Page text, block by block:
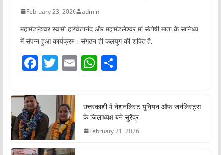
February 23, 2026 admin
महामंडलेश्वर स्वामी हरिचेतानंद और महामंडलेश्वर मां संतोषी माता के सानिध्य
में संपन्न हुआ कार्यक्रम। संगठन ही कलयुग की शक्ति है,
F
c
e
b
o
T
itt
er
E W
s
A
S
e
उत्तरकाशी में नेशनलिस्ट यूनियन ऑफ जर्नलिस्ट्स
के जिलाध्यक्ष बने सुरेंद्र
February 21, 2026